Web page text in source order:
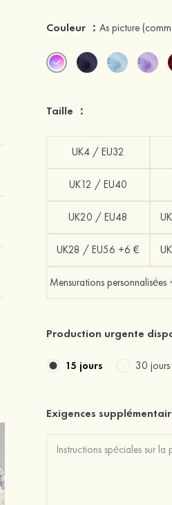
Couleur ：As picture
Taille ：
UK4 / EU32
UK12 / EU40
UK20 / EU48
UK28 / EU56 +6 €
Mensurations personnalisées
Production urgente
15 jours 30
Exigences